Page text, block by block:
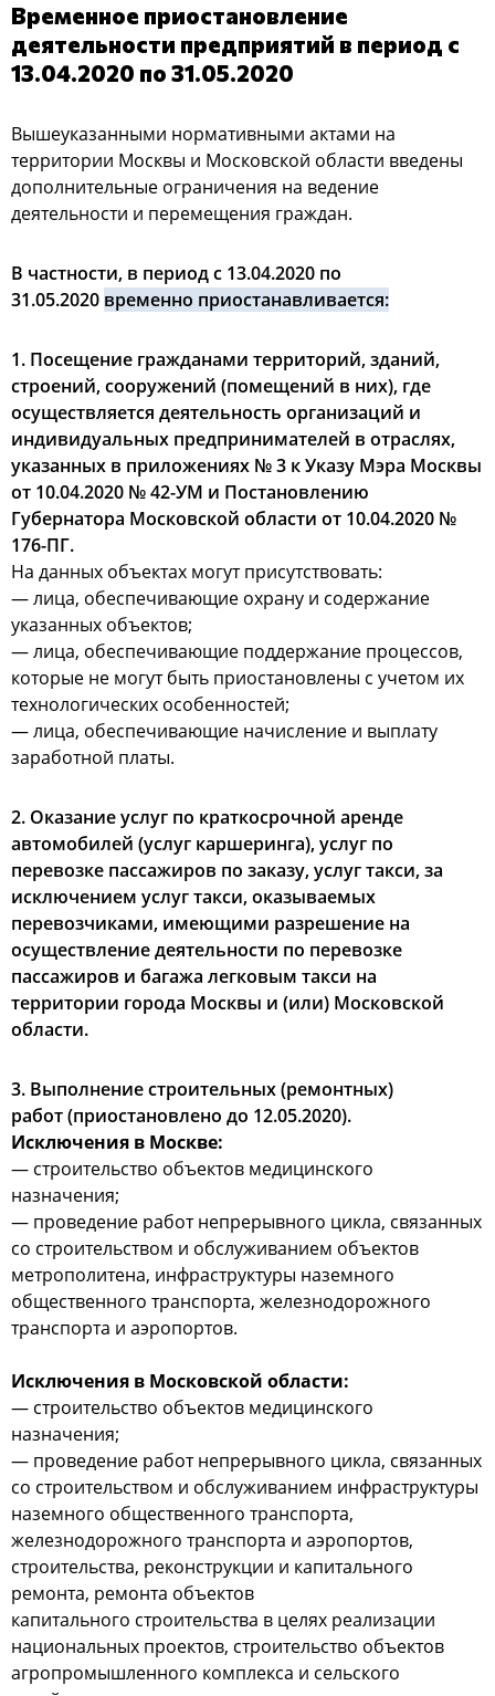
Временное приостановление
деятельности предприятий в период с
13.04.2020 по 31.05.2020
Вышеуказанными нормативными актами на
территории Москвы и Московской области введены
дополнительные ограничения на ведение
деятельности и перемещения граждан.
В частности, в период с 13.04.2020 по
31.05.2020 временно приостанавливается:
1. Посещение гражданами территорий, зданий,
строений, сооружений (помещений в них), где
осуществляется деятельность организаций и
индивидуальных предпринимателей в отраслях,
указанных в приложениях № 3 к Указу Мэра Москвы
от 10.04.2020 № 42-УМ и Постановлению
Губернатора Московской области от 10.04.2020 №
176-ПГ.
На данных объектах могут присутствовать:
— лица, обеспечивающие охрану и содержание
указанных объектов;
— лица, обеспечивающие поддержание процессов,
которые не могут быть приостановлены с учетом их
технологических особенностей;
— лица, обеспечивающие начисление и выплату
заработной платы.
2. Оказание услуг по краткосрочной аренде
автомобилей (услуг каршеринга), услуг по
перевозке пассажиров по заказу, услуг такси, за
исключением услуг такси, оказываемых
перевозчиками, имеющими разрешение на
осуществление деятельности по перевозке
пассажиров и багажа легковым такси на
территории города Москвы и (или) Московской
области.
3. Выполнение строительных (ремонтных)
работ (приостановлено до 12.05.2020).
Исключения в Москве:
— строительство объектов медицинского
назначения;
— проведение работ непрерывного цикла, связанных
со строительством и обслуживанием объектов
метрополитена, инфраструктуры наземного
общественного транспорта, железнодорожного
транспорта и аэропортов.
Исключения в Московской области:
— строительство объектов медицинского
назначения;
— проведение работ непрерывного цикла, связанных
со строительством и обслуживанием инфраструктуры
наземного общественного транспорта,
железнодорожного транспорта и аэропортов,
строительства, реконструкции и капитального
ремонта, ремонта объектов
капитального строительства в целях реализации
национальных проектов, строительство объектов
агропромышленного комплекса и сельского